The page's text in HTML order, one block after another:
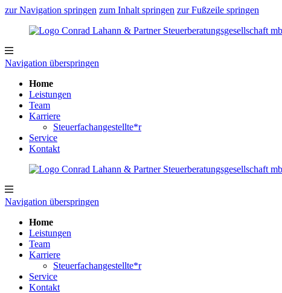
zur Navigation springen zum Inhalt springen zur Fußzeile springen
Navigation überspringen
Home
Leistungen
Team
Karriere
Steuerfachangestellte*r
Service
Kontakt
Navigation überspringen
Home
Leistungen
Team
Karriere
Steuerfachangestellte*r
Service
Kontakt